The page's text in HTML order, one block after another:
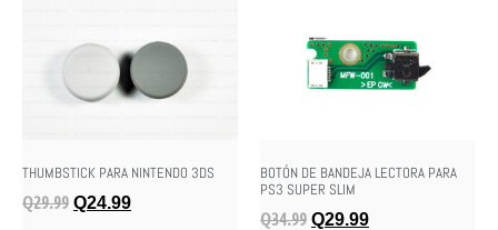
THUMBSTICK PARA NINTENDO 3DS
Q29.99 Q24.99
BOTÓN DE BANDEJA LECTORA PARA
PS3 SUPER SLIM
Q34.99 Q29.99